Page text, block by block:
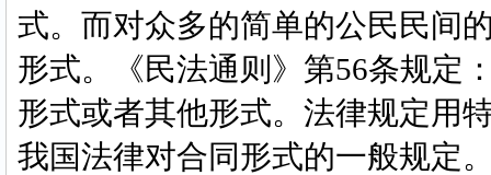
式。而对众多的简单的公民民间
形式。《民法通则》第56条规定
形式或者其他形式。法律规定用
我国法律对合同形式的一般规定